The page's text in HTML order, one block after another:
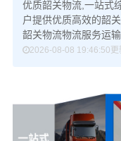
优质韶关物流,一站式
户提供优质高效的韶
韶关物流物流服务运
2026-08-08 19:46:50更